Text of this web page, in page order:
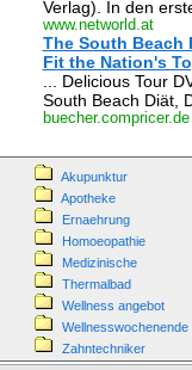
Verlag). In den
www.networld.at
The South Beach
Fit the Nation's
... Delicious Tour
South Beach Diät,
buecher.compricer.de
Akupunktur
Apotheke
Ernaehrung
Homoeopathie
Medizinische
Thermalbad
Wellness angebot
Wellnesswochenende
Zahntechniker